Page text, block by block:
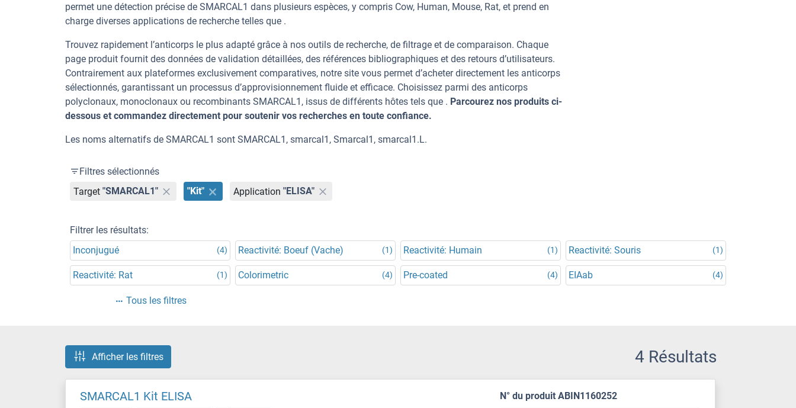
permet une détection précise de SMARCAL1 dans plusieurs espèces, y compris Cow, Human, Mouse, Rat, et prend en
charge diverses applications de recherche telles que .
Trouvez rapidement l’anticorps le plus adapté grâce à nos outils de recherche, de filtrage et de comparaison. Chaque
page produit fournit des données de validation détaillées, des références bibliographiques et des retours d’utilisateurs.
Contrairement aux plateformes exclusivement comparatives, notre site vous permet d’acheter directement les anticorps
sélectionnés, garantissant un processus d’approvisionnement fluide et efficace. Choisissez parmi des anticorps
polyclonaux, monoclonaux ou recombinants SMARCAL1, issus de différents hôtes tels que . Parcourez nos produits ci-
dessous et commandez directement pour soutenir vos recherches en toute confiance.
Les noms alternatifs de SMARCAL1 sont SMARCAL1, smarcal1, Smarcal1, smarcal1.L.
Filtres sélectionnés
Target "SMARCAL1" "Kit" Application "ELISA"
Filtrer les résultats:
Inconjugué
(4) Reactivité: Boeuf (Vache) (1) Reactivité: Humain (1) Reactivité: Souris (1)
Reactivité: Rat (1) Colorimetric (4) Pre-coated (4) EIAab (4)
Tous les filtres
Afficher les filtres 4 Résultats
SMARCAL1 Kit ELISA N° du produit ABIN1160252